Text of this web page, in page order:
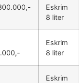
Eskrim
8 liter
Eskrim
8 liter
Eskrim